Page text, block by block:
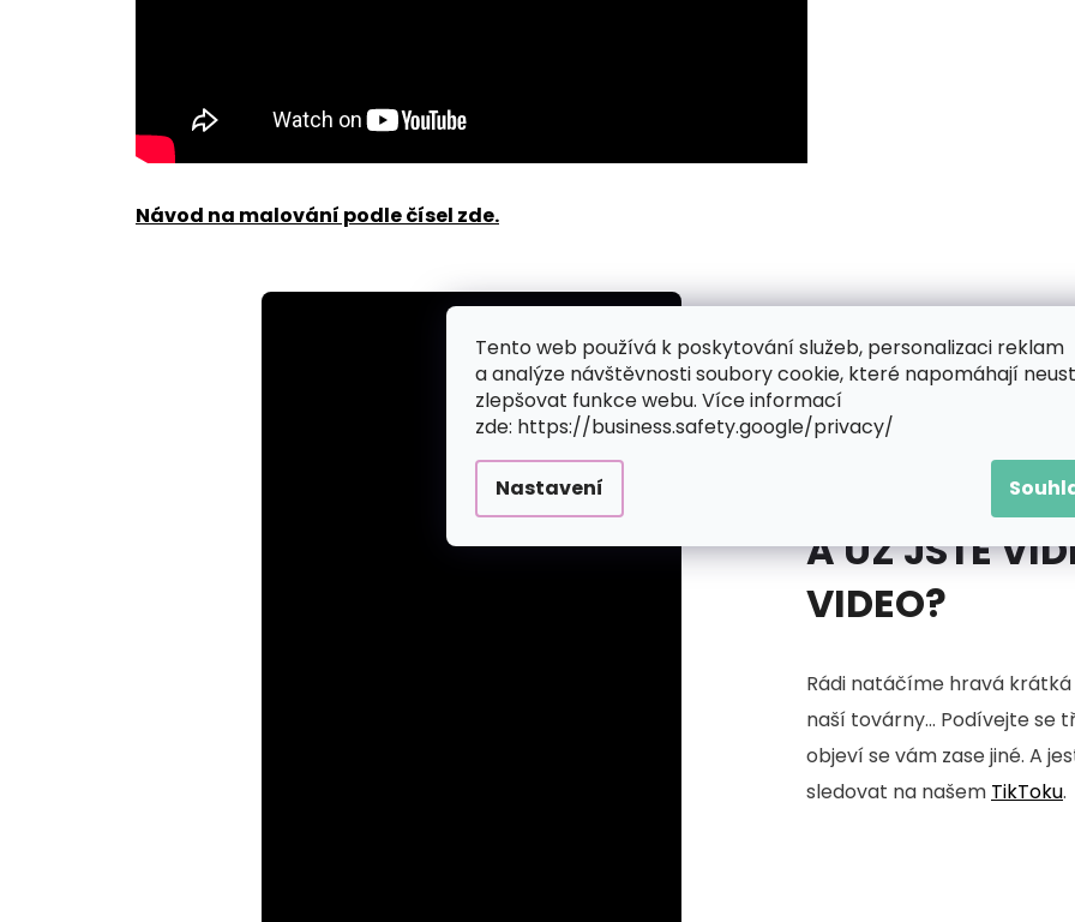
Tento web používá k poskytování služeb, personalizaci reklam
a analýze návštěvnosti soubory cookie, které napomáhají
zlepšovat funkce webu. Více informací
zde: https://business.safety.google/privacy/
Nastavení
Návod na malování podle čísel zde.
A UŽ JSTE
VIDEO?
Rádi natáčíme hravá krátká
naší továrny... Podívejte se
objeví se vám zase jiné. A
sledovat na našem TikToku.